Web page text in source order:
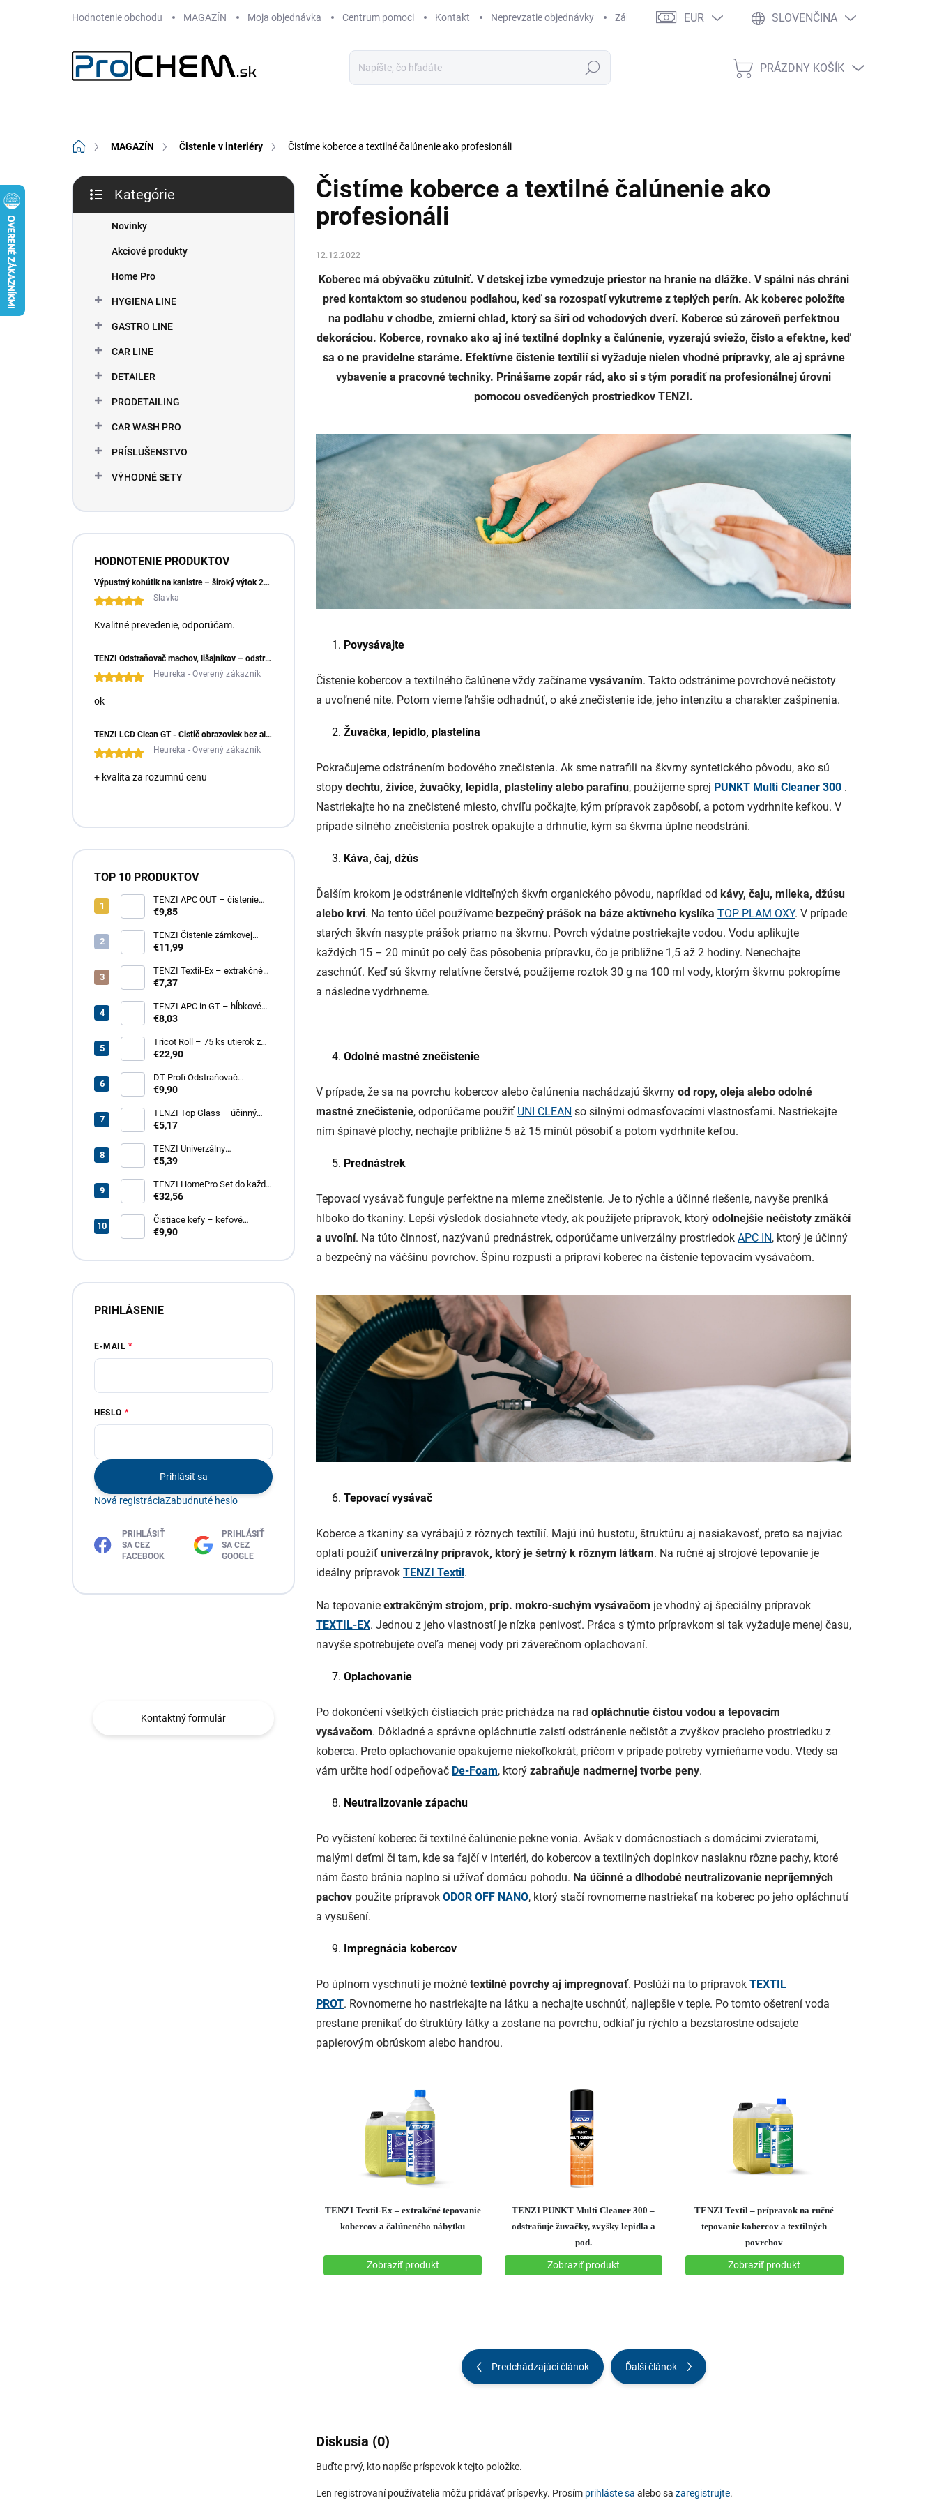
Hodnotenie obchodu MAGAZÍN Moja objednávka Centrum pomoci Kontakt Neprevzatie objednávky Zákaznícke zľavy Veľkoobchodná spolupráca Copyright
EUR SLOVENČINA
Hľadať
NÁKUPNÝ
PRÁZDNY KOŠÍK
DomovMAGAZÍN Čistenie v interiéry Čistíme koberce a textilné čalúnenie ako profesionáli
B
č
kategórie
Kategórie
Novinky
Akciové produkty
Home Pro
HYGIENA LINE
GASTRO LINE
CAR LINE
DETAILER
PRODETAILING
CAR WASH PRO
PRÍSLUŠENSTVO
VÝHODNÉ SETY
HODNOTENIE PRODUKTOV
Výpustný kohútik na kanistre – široký výtok 23 mm
Slavka
Kvalitné prevedenie, odporúčam.
TENZI Odstraňovač machov, lišajníkov – odstraňuje machy a lišajníky zo zámkovej dlažby
Heureka - Overený zákazník
ok
TENZI LCD Clean GT - Čistič obrazoviek bez alkoholu
Heureka - Overený zákazník
+ kvalita za rozumnú cenu
TOP 10 PRODUKTOV
TENZI APC OUT – čistenie
fasád a striech
€9,85
TENZI Čistenie zámkovej
dlažby 1 – na silné
kociek
€11,99
TENZI Textil-Ex – extrakčné
tepovanie kobercov a
€7,37
TENZI APC in GT – hĺbkové
čistenie povrchov, plastov,
€8,03
Tricot Roll – 75 ks utierok z
mikrovlákna v rolke
€22,90
DT Profi Odstraňovač
vápenných výkvetov - účinné
€9,90
TENZI Top Glass – účinný
prípravok na čistenie skiel a
€5,17
TENZI Univerzálny
odmasťovač GT – revolučný
domácnosť, garáž aj záhradu
€5,39
TENZI HomePro Set do každej
domácnosti
€32,56
Čistiace kefy – kefové
nadstavce do vŕtačky, 4 dielna
€9,90
PRIHLÁSENIE
E-MAIL
HESLO
Prihlásiť sa
Nová registráciaZabudnuté heslo
PRIHLÁSIŤ
SA CEZ
FACEBOOK
PRIHLÁSIŤ
SA CEZ
GOOGLE
Kontaktný formulár
Čistíme koberce a textilné čalúnenie ako
profesionáli
12.12.2022
Koberec má obývačku zútulniť. V detskej izbe vymedzuje priestor na hranie na dlážke. V spálni nás chráni
pred kontaktom so studenou podlahou, keď sa rozospatí vykutreme z teplých perín. Ak koberec položíte
na podlahu v chodbe, zmierni chlad, ktorý sa šíri od vchodových dverí. Koberce sú zároveň perfektnou
dekoráciou. Koberce, rovnako ako aj iné textilné doplnky a čalúnenie, vyzerajú sviežo, čisto a efektne, keď
sa o ne pravidelne staráme. Efektívne čistenie textílií si vyžaduje nielen vhodné prípravky, ale aj správne
vybavenie a pracovné techniky. Prinášame zopár rád, ako si s tým poradiť na profesionálnej úrovni
pomocou osvedčených prostriedkov TENZI.
Povysávajte
Čistenie kobercov a textilného čalúnene vždy začíname vysávaním. Takto odstránime povrchové nečistoty
a uvoľnené nite. Potom vieme ľahšie odhadnúť, o aké znečistenie ide, jeho intenzitu a charakter zašpinenia.
Žuvačka, lepidlo, plastelína
Pokračujeme odstránením bodového znečistenia. Ak sme natrafili na škvrny syntetického pôvodu, ako sú
stopy dechtu, živice, žuvačky, lepidla, plastelíny alebo parafínu, použijeme sprej PUNKT Multi Cleaner 300 .
Nastriekajte ho na znečistené miesto, chvíľu počkajte, kým prípravok zapôsobí, a potom vydrhnite kefkou. V
prípade silného znečistenia postrek opakujte a drhnutie, kým sa škvrna úplne neodstráni.
Káva, čaj, džús
Ďalším krokom je odstránenie viditeľných škvŕn organického pôvodu, napríklad od kávy, čaju, mlieka, džúsu
alebo krvi. Na tento účel používame bezpečný prášok na báze aktívneho kyslíka TOP PLAM OXY. V prípade
starých škvŕn nasypte prášok priamo na škvrnu. Povrch výdatne postriekajte vodou. Vodu aplikujte
každých 15 – 20 minút po celý čas pôsobenia prípravku, čo je približne 1,5 až 2 hodiny. Nenechajte
zaschnúť. Keď sú škvrny relatívne čerstvé, použijeme roztok 30 g na 100 ml vody, ktorým škvrnu pokropíme
a následne vydrhneme.
Odolné mastné znečistenie
V prípade, že sa na povrchu kobercov alebo čalúnenia nachádzajú škvrny od ropy, oleja alebo odolné
mastné znečistenie, odporúčame použiť UNI CLEAN so silnými odmasťovacími vlastnosťami. Nastriekajte
ním špinavé plochy, nechajte približne 5 až 15 minút pôsobiť a potom vydrhnite kefou.
Prednástrek
Tepovací vysávač funguje perfektne na mierne znečistenie. Je to rýchle a účinné riešenie, navyše preniká
hlboko do tkaniny. Lepší výsledok dosiahnete vtedy, ak použijete prípravok, ktorý odolnejšie nečistoty zmäkčí
a uvoľní. Na túto činnosť, nazývanú prednástrek, odporúčame univerzálny prostriedok APC IN, ktorý je účinný
a bezpečný na väčšinu povrchov. Špinu rozpustí a pripraví koberec na čistenie tepovacím vysávačom.
Tepovací vysávač
Koberce a tkaniny sa vyrábajú z rôznych textílií. Majú inú hustotu, štruktúru aj nasiakavosť, preto sa najviac
oplatí použiť univerzálny prípravok, ktorý je šetrný k rôznym látkam. Na ručné aj strojové tepovanie je
ideálny prípravok TENZI Textil.
Na tepovanie extrakčným strojom, príp. mokro-suchým vysávačom je vhodný aj špeciálny prípravok
TEXTIL-EX. Jednou z jeho vlastností je nízka penivosť. Práca s týmto prípravkom si tak vyžaduje menej času,
navyše spotrebujete oveľa menej vody pri záverečnom oplachovaní.
Oplachovanie
Po dokončení všetkých čistiacich prác prichádza na rad opláchnutie čistou vodou a tepovacím
vysávačom. Dôkladné a správne opláchnutie zaistí odstránenie nečistôt a zvyškov pracieho prostriedku z
koberca. Preto oplachovanie opakujeme niekoľkokrát, pričom v prípade potreby vymieňame vodu. Vtedy sa
vám určite hodí odpeňovač De-Foam, ktorý zabraňuje nadmernej tvorbe peny.
Neutralizovanie zápachu
Po vyčistení koberec či textilné čalúnenie pekne vonia. Avšak v domácnostiach s domácimi zvieratami,
malými deťmi či tam, kde sa fajčí v interiéri, do kobercov a textilných doplnkov nasiaknu rôzne pachy, ktoré
nám často bránia naplno si užívať domácu pohodu. Na účinné a dlhodobé neutralizovanie nepríjemných
pachov použite prípravok ODOR OFF NANO, ktorý stačí rovnomerne nastriekať na koberec po jeho opláchnutí
a vysušení.
Impregnácia kobercov
Po úplnom vyschnutí je možné textilné povrchy aj impregnovať. Poslúži na to prípravok TEXTIL
PROT. Rovnomerne ho nastriekajte na látku a nechajte uschnúť, najlepšie v teple. Po tomto ošetrení voda
prestane prenikať do štruktúry látky a zostane na povrchu, odkiaľ ju rýchlo a bezstarostne odsajete
papierovým obrúskom alebo handrou.
Predchádzajúci článok Ďalší článok
Diskusia (0)
Buďte prvý, kto napíše príspevok k tejto položke.
Len registrovaní používatelia môžu pridávať príspevky. Prosím prihláste sa alebo sa zaregistrujte.